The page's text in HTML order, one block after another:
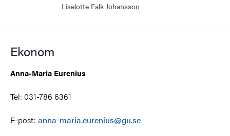
Liselotte Falk Johansson
Ekonom
Anna-Maria Eurenius
Tel: 031-786 6361
E-post: anna-maria.eurenius@gu.se